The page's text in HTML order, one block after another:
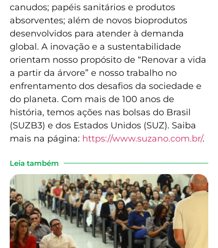
canudos; papéis sanitários e produtos
absorventes; além de novos bioprodutos
desenvolvidos para atender à demanda
global. A inovação e a sustentabilidade
orientam nosso propósito de “Renovar a vida
a partir da árvore” e nosso trabalho no
enfrentamento dos desafios da sociedade e
do planeta. Com mais de 100 anos de
história, temos ações nas bolsas do Brasil
(SUZB3) e dos Estados Unidos (SUZ). Saiba
mais na página: https://www.suzano.com.br/.
Leia também